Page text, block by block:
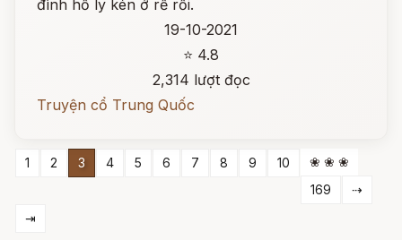
đình hồ ly kén ở rể rồi.
19-10-2021
⭐ 4.8
2,314 lượt đọc
Truyện cổ Trung Quốc
1 2 3 4 5 6 7 8 9 10
❀ ❀ ❀
169
⇢
⇥